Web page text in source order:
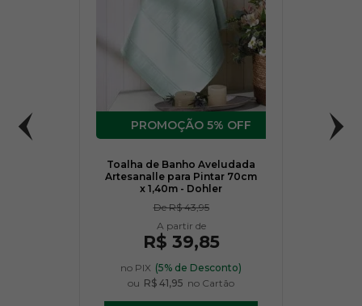
5% OFF
Toalha de Banho Aveludada
Artesanalle para Pintar 70cm
x 1,40m - Dohler
DeR$ 43,95
R$ 39,85
no PIX (5% de Desconto)
ou R$ 41,95 no Cartão